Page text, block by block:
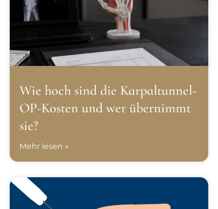
Wie hoch sind die Karpaltunnel-
OP-Kosten und wer übernimmt
sie?
Mehr lesen »